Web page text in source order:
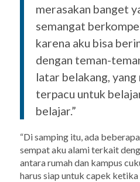
merasakan banget
semangat
karena aku bisa
dengan teman-
latar belakang,
terpacu untuk
belajar.”
“Di samping itu, ada
sempat aku alami terkait
antara rumah dan kampus
harus siap untuk capek